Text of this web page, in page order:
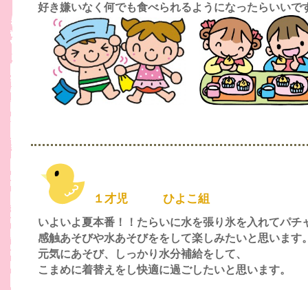
好き嫌いなく何でも食べられるようになったらいいで
１才児 ひよこ組
いよいよ夏本番！！たらいに水を張り氷を入れてパチ
感触あそびや水あそびををして楽しみたいと思います
元気にあそび、しっかり水分補給をして、
こまめに着替えをし快適に過ごしたいと思います。